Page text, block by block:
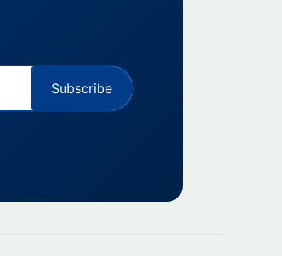
Subscribe